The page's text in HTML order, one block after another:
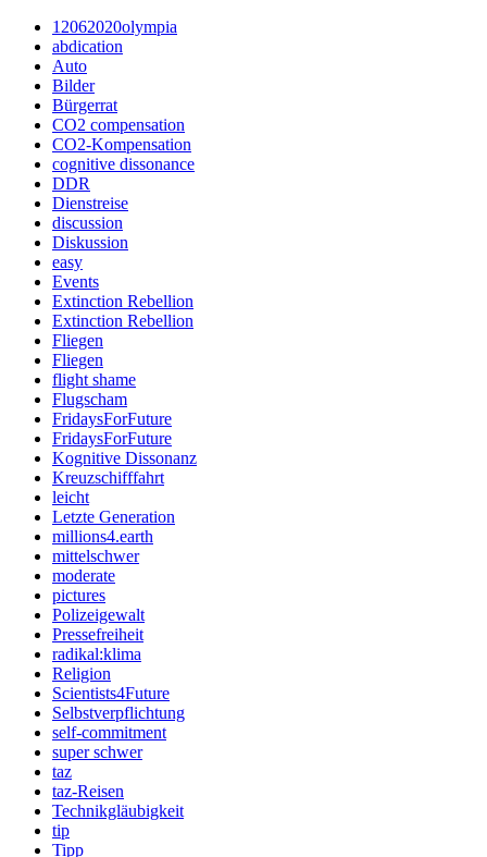
12062020olympia
abdication
Auto
Bilder
Bürgerrat
CO2 compensation
CO2-Kompensation
cognitive dissonance
DDR
Dienstreise
discussion
Diskussion
easy
Events
Extinction Rebellion
Extinction Rebellion
Fliegen
Fliegen
flight shame
Flugscham
FridaysForFuture
FridaysForFuture
Kognitive Dissonanz
Kreuzschifffahrt
leicht
Letzte Generation
millions4.earth
mittelschwer
moderate
pictures
Polizeigewalt
Pressefreiheit
radikal:klima
Religion
Scientists4Future
Selbstverpflichtung
self-commitment
super schwer
taz
taz-Reisen
Technikgläubigkeit
tip
Tipp